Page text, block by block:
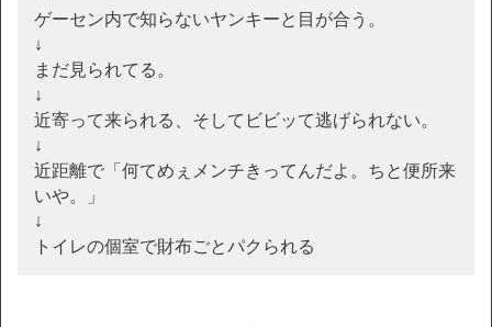
ゲーセン内で知らないヤンキーと目が合う。
↓
まだ見られてる。
↓
近寄って来られる、そしてビビッて逃げられない。
↓
近距離で「何てめぇメンチきってんだよ。ちと便所来
いや。」
↓
トイレの個室で財布ごとパクられる